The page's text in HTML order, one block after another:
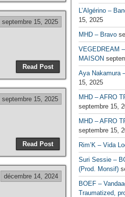
septembre 15, 2025
Read Post
septembre 15, 2025
Read Post
décembre 14, 2024
L’Algérino –
15, 2025
MHD – Bravo
VEGEDREAM
MAISON
Aya Nakamura
15, 2025
MHD – AFRO
septembre 15,
MHD – AFRO
septembre 15,
Rim’K – Vida
Suri Sessie –
(Prod. Monsif)
BOEF –
Traumatized,